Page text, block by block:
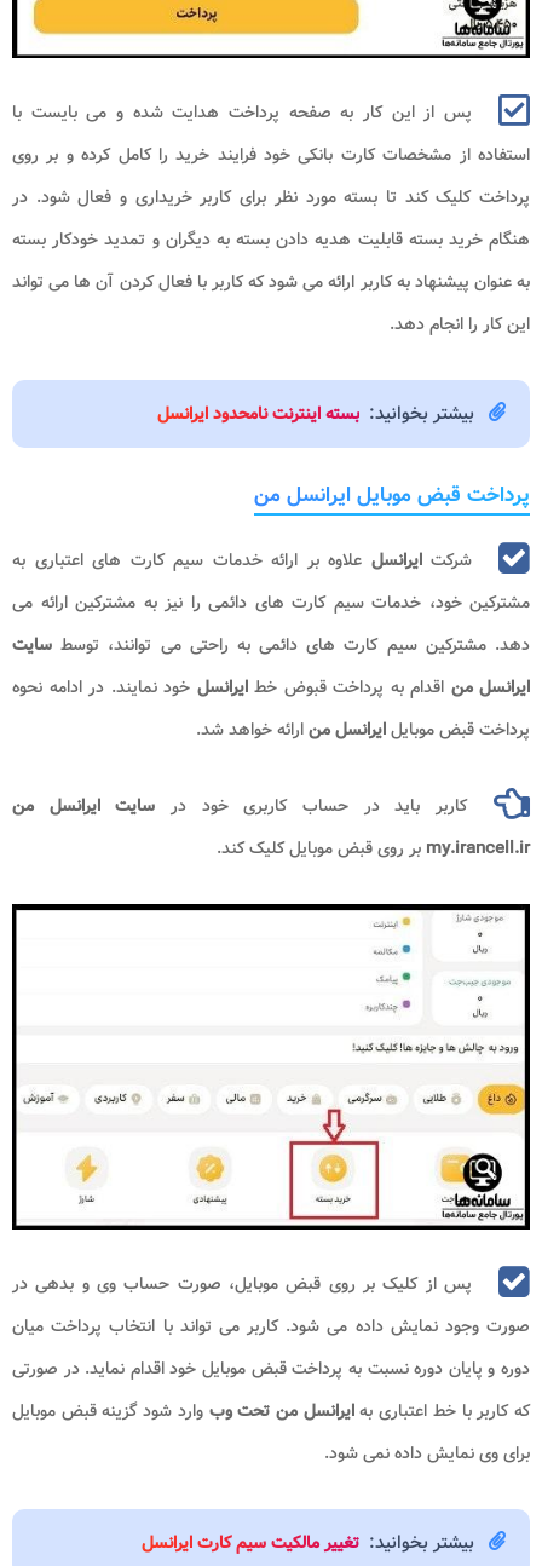
پس از این کار به صفحه پرداخت هدایت شده و می بایست با
استفاده از مشخصات کارت بانکی خود فرایند خرید را کامل کرده و بر روی
پرداخت کلیک کند تا بسته مورد نظر برای کاربر خریداری و فعال شود. در
هنگام خرید بسته قابلیت هدیه دادن بسته به دیگران و تمدید خودکار بسته
به عنوان پیشنهاد به کاربر ارائه می شود که کاربر با فعال کردن آن ها می تواند
این کار را انجام دهد.
بیشتر بخوانید: بسته اینترنت نامحدود ایرانسل
پرداخت قبض موبایل ایرانسل من
شرکتایرانسل علاوه بر ارائه خدمات سیم کارت های اعتباری به
مشترکین خود، خدمات سیم کارت های دائمی را نیز به مشترکین ارائه می
دهد. مشترکین سیم کارت های دائمی به راحتی می توانند، توسط سایت
ایرانسل من اقدام به پرداخت قبوض خطایرانسل خود نمایند. در ادامه نحوه
پرداخت قبض موبایلایرانسل منارائه خواهد شد.
کاربر باید در حساب کاربری خود در سایت ایرانسل من
my.irancell.ir بر روی قبض موبایل کلیک کند.
پس از کلیک بر روی قبض موبایل، صورت حساب وی و بدهی در
صورت وجود نمایش داده می شود. کاربر می تواند با انتخاب پرداخت میان
دوره و پایان دوره نسبت به پرداخت قبض موبایل خود اقدام نماید. در صورتی
که کاربر با خط اعتباری بهایرانسل من تحت وبوارد شود گزینه قبض موبایل
برای وی نمایش داده نمی شود.
بیشتر بخوانید: تغییر مالکیت سیم کارت ایرانسل